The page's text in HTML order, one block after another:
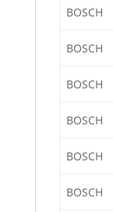
BOSCH
BOSCH
BOSCH
BOSCH
BOSCH
BOSCH